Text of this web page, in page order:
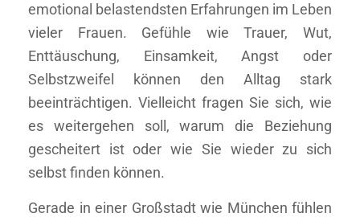
emotional belastendsten Erfahrungen im Leben
vieler Frauen. Gefühle wie Trauer, Wut,
Enttäuschung, Einsamkeit, Angst oder
Selbstzweifel können den Alltag stark
beeinträchtigen. Vielleicht fragen Sie sich, wie
es weitergehen soll, warum die Beziehung
gescheitert ist oder wie Sie wieder zu sich
selbst finden können.
Gerade in einer Großstadt wie München fühlen